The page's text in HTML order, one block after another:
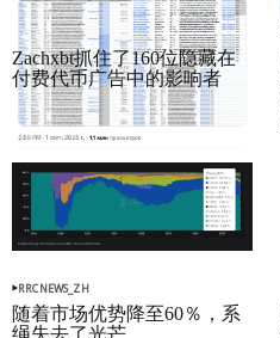
RRCNEWS_ZH
Zachxbt抓住了160位隐藏在
付费代币广告中的影响者
September 01, 2025
RRCNEWS_ZH
随着市场优势降至60％，系
绳失去了光芒